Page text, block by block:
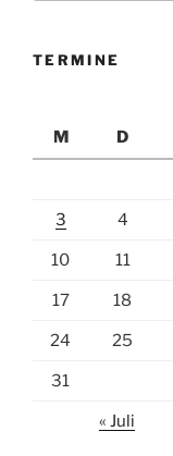
TERMINE
M
D
3 4
10 11
17 18
24 25
31
« Juli